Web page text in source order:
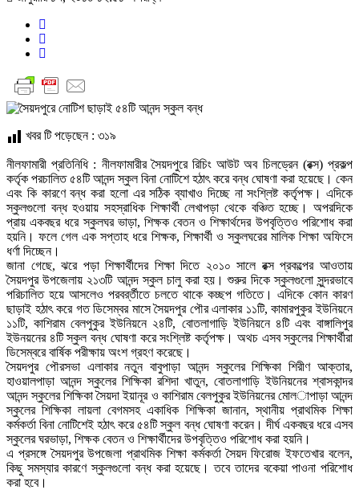
খবর টি পড়েছেন : ৩১৯
নীলফামারী প্রতিনিধি : নীলফামারীর সৈয়দপুরে রিচিং আউট অব চিলড্রেন (রক্স) প্রকল্প
কর্তৃক পরচালিত ৫৪টি আনন্দ স্কুল বিনা নোটিশে হঠাৎ করে বন্ধ ঘোষণা করা হয়েছে। কেন
এবং কি কারণে বন্ধ করা হলো এর সঠিক ব্যাখাও দিচ্ছে না সংশ্লিষ্ট কর্তৃপক্ষ। এদিকে
স্কুলগুলো বন্ধ হওয়ায় সহস্রাধিক শিক্ষার্থী লেখাপড়া থেকে বঞ্চিত হচ্ছে। অপরদিকে
প্রায় একবছর ধরে স্কুলঘর ভাড়া, শিক্ষক বেতন ও শিক্ষার্থদের উপবৃত্তিও পরিশোধ করা
হয়নি। ফলে গেল এক সপ্তাহ ধরে শিক্ষক, শিক্ষার্থী ও স্কুলঘরের মালিক শিক্ষা অফিসে
ধর্ণা দিচ্ছেন।
জানা গেছে, ঝরে পড়া শিক্ষার্থীদের শিক্ষা দিতে ২০১০ সালে রক্স প্রকল্পের আওতায়
সৈয়দপুর উপজেলায় ২১৩টি আনন্দ স্কুল চালু করা হয়। শুরুর দিকে স্কুলগুলো সুন্দরভাবে
পরিচালিত হয়ে আসলেও পরবর্র্তীতে চলতে থাকে কচ্ছপ গতিতে। এদিকে কোন কারণ
ছাড়াই হঠাৎ করে গত ডিসেম্বর মাসে সৈয়দপুর পৌর এলাকার ১১টি, কামারপুকুর ইউনিয়নে
১১টি, কাশিরাম বেলপুকুর ইউনিয়নে ২৪টি, বোতলাগাড়ি ইউনিয়নে ৪টি এবং বাঙ্গালিপুর
ইউনয়নের ৪টি স্কুল বন্ধ ঘোষণা করে সংশ্লিষ্ট কর্তৃপক্ষ। অথচ এসব স্কুলের শিক্ষার্থীরা
ডিসেম্বরে বার্ষিক পরীক্ষায় অংশ গ্রহণ করেছে।
সৈয়দপুর পৌরসভা এলাকার নতুন বাবুপাড়া আনন্দ স্কুলের শিক্ষিকা শিরীণ আক্তার,
হাওয়ালপাড়া আনন্দ স্কুলের শিক্ষিকা রশিদা খাতুন, বোতলাগাড়ি ইউনিয়নের শ্বাসকান্দর
আনন্দ স্কুলের শিক্ষিকা সৈয়দা ইয়ানূর ও কাশিরাম বেলপুকুর ইউনিয়নের মোল­াপাড়া আনন্দ
স্কুলের শিক্ষিকা লায়লা বেগমসহ একাধিক শিক্ষিকা জানান, স্থানীয় প্রাথমিক শিক্ষা
কর্মকর্তা বিনা নোটিশেই হঠাৎ করে ৫৪টি স্কুল বন্ধ ঘোষণা করেন। দীর্ঘ একবছর ধরে এসব
স্কুলের ঘরভাড়া, শিক্ষক বেতন ও শিক্ষার্থীদের উপবৃত্তিও পরিশোধ করা হয়নি।
এ প্রসঙ্গে সৈয়দপুর উপজেলা প্রাথমিক শিক্ষা কর্মকর্তা সৈয়দ ফিরোজ ইফতেখার বলেন,
কিছু সমস্যার কারণে স্কুলগুলো বন্ধ করা হয়েছে। তবে তাদের বকেয়া পাওনা পরিশোধ
করা হবে।